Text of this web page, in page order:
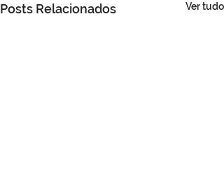
Posts Relacionados Ver tudo